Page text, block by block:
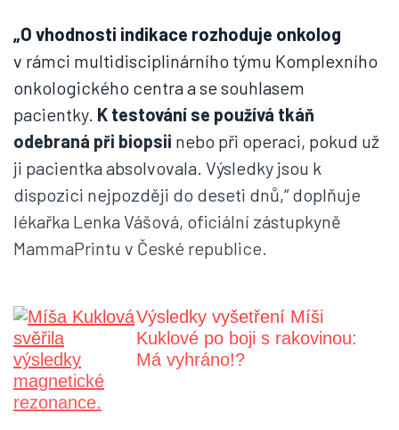
„O vhodnosti indikace rozhoduje onkolog
v rámci multidisciplinárního týmu Komplexního
onkologického centra a se souhlasem
pacientky. K testování se používá tkáň
odebraná při biopsii nebo při operaci, pokud už
ji pacientka absolvovala. Výsledky jsou k
dispozici nejpozději do deseti dnů,“ doplňuje
lékařka Lenka Vášová, oficiální zástupkyně
MammaPrintu v České republice.
Výsledky vyšetření Míši
Kuklové po boji s rakovinou:
Má vyhráno!?